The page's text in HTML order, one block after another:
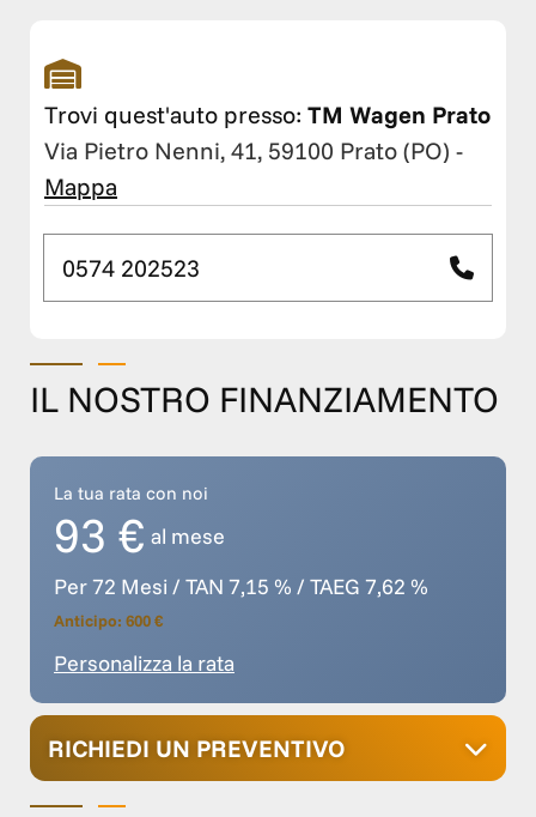
Trovi quest'auto presso: TM Wagen Prato
Via Pietro Nenni, 41, 59100 Prato (PO) -
Mappa
0574 202523
IL NOSTRO FINANZIAMENTO
La tua rata con noi
93 € al mese
Per 72 Mesi / TAN 7,15 % / TAEG 7,62 %
Anticipo: 600 €
Personalizza la rata
RICHIEDI UN PREVENTIVO